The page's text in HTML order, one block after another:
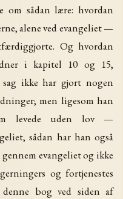
om sådan lære: hvordan
alene ved evangeliet —
Og hvordan
i kapitel 10 og 15,
ikke har gjort nogen
men ligesom han
levede uden lov —
sådan har han også
evangeliet og ikke
og fortjenestes
bog ved siden af